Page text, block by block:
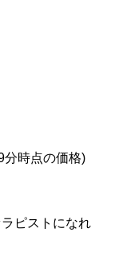
分時点の価格)
ピストになれ